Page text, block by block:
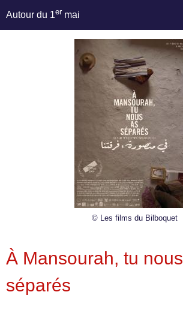
Autour du 1er mai
© Les films du Bilboquet
À Mansourah, tu
séparés